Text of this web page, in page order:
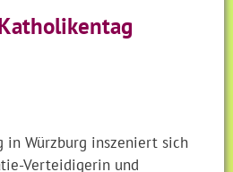
in Würzburg inszeniert sich
Verteidigerin und